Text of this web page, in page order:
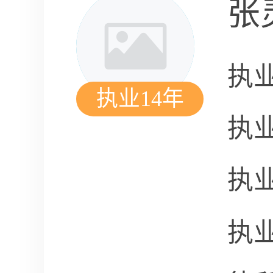
执业14年
张
执
执
执
执